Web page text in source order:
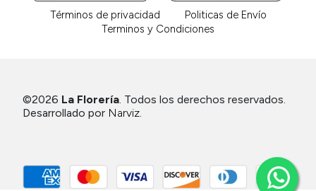
Términos de privacidad
Politicas de Envío
Terminos y Condiciones
©2026 La Florería . Todos los derechos reservados.
Desarrollado por Narviz